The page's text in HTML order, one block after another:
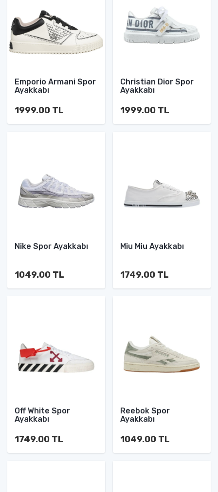
Emporio Armani Spor
Ayakkabı
1999.00 TL
Christian Dior Spor
Ayakkabı
1999.00 TL
Nike Spor Ayakkabı
1049.00 TL
Miu Miu Ayakkabı
1749.00 TL
Off White Spor
Ayakkabı
1749.00 TL
Reebok Spor
Ayakkabı
1049.00 TL